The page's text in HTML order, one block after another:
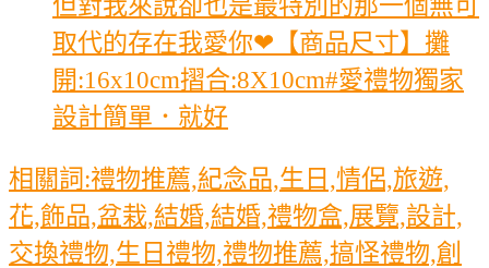
取代的存在我愛你❤【商品尺寸】攤
開:16x10cm摺合:8X10cm#愛禮物獨家
設計簡單．就好
相關詞:禮物推薦,紀念品,生日,情侶,旅遊,
花,飾品,盆栽,結婚,結婚,禮物盒,展覽,設計,
交換禮物,生日禮物,禮物推薦,搞怪禮物,創